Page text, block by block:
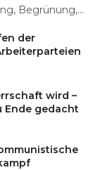
Begrünung,...
der
wird –
Ende gedacht